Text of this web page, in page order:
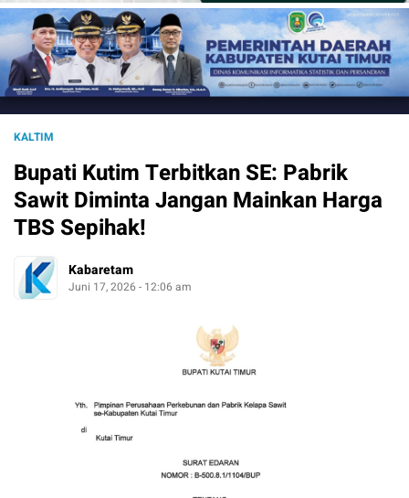
KALTIM
Bupati Kutim Terbitkan SE: Pabrik
Sawit Diminta Jangan Mainkan Harga
TBS Sepihak!
Kabaretam
Juni 17, 2026 - 12:06 am